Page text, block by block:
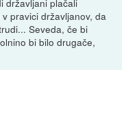
državljani plačali
pravici državljanov, da
Seveda, če bi
bi bilo drugače,